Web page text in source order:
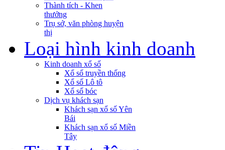
Thành tích - Khen
thưởng
Trụ sở, văn phòng huyện
thị
Loại hình kinh doanh
Kinh doanh xổ số
Xổ số truyền thống
Xổ số Lô tô
Xổ số bóc
Dịch vụ khách sạn
Khách sạn xổ số Yên
Bái
Khách sạn xổ số Miền
Tây